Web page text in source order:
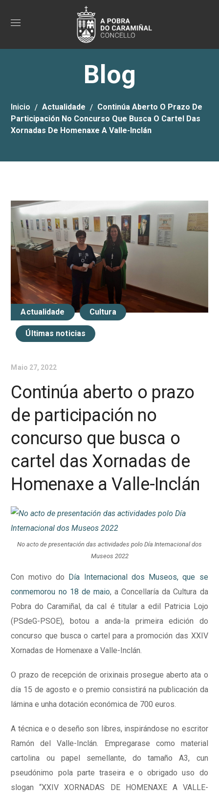
Blog
Inicio Actualidade
Continúa Aberto O Prazo De
Participación No Concurso Que Busca O Cartel Das
Xornadas De Homenaxe A Valle-Inclán
Actualidade Cultura
Últimas noticias
Maio 27, 2022
Continúa aberto o prazo
de participación no
concurso que busca o
cartel das Xornadas de
Homenaxe a Valle-Inclán
No acto de presentación das actividades polo Día Internacional dos
Museos 2022
Con motivo do
Día Internacional dos Museos, que se
conmemorou no 18 de maio, a Concellaría da Cultura da
Pobra do Caramiñal, da cal é titular a edil Patricia Lojo
(PSdeG-PSOE), botou a anda-la primeira edición do
concurso que busca o cartel para a promoción das XXIV
Xornadas de Homenaxe a Valle-Inclán.
O prazo de recepción de orixinais prosegue aberto ata o
día 15 de agosto e o premio consistirá na publicación da
lámina e unha dotación económica de 700 euros.
A técnica e o deseño son libres, inspirándose no escritor
Ramón del Valle-Inclán. Empregarase como material
cartolina ou papel semellante, do tamaño A3, cun
pseudónimo pola parte traseira e o obrigado uso do
slogan “XXIV XORNADAS DE HOMENAXE A VALLE-